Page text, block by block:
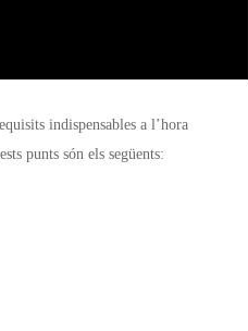
indispensables a l’hora
punts són els següents: